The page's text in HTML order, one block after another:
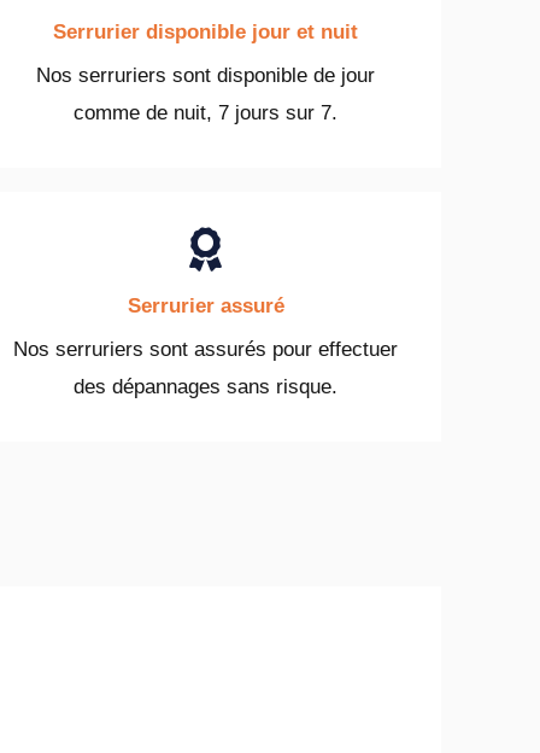
Serrurier disponible jour et nuit
Nos serruriers sont disponible de jour
comme de nuit, 7 jours sur 7.
Serrurier assuré
Nos serruriers sont assurés pour effectuer
des dépannages sans risque.